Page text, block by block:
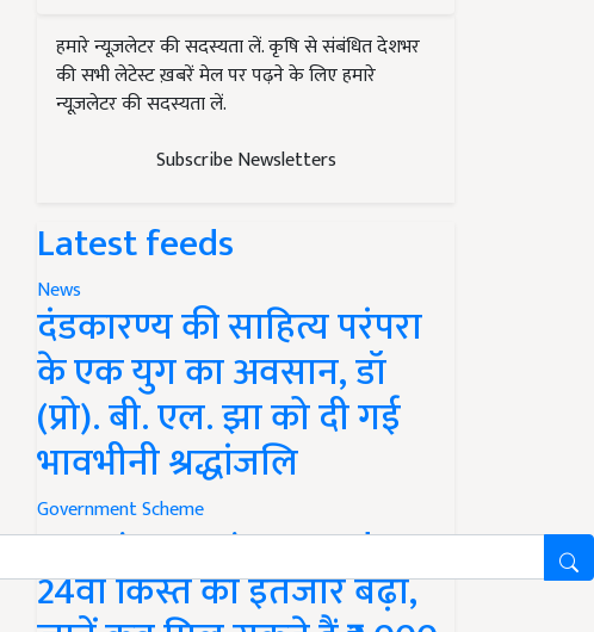
हमारे न्यूज़लेटर की सदस्यता लें. कृषि से संबंधित देशभर
की सभी लेटेस्ट ख़बरें मेल पर पढ़ने के लिए हमारे
न्यूज़लेटर की सदस्यता लें.
Subscribe Newsletters
Latest feeds
News
दंडकारण्य की साहित्य परंपरा
के एक युग का अवसान, डॉ
(प्रो). बी. एल. झा को दी गई
भावभीनी श्रद्धांजलि
Government Scheme
PM Kisan Yojana Update:
24वीं किस्त का इंतजार बढ़ा,